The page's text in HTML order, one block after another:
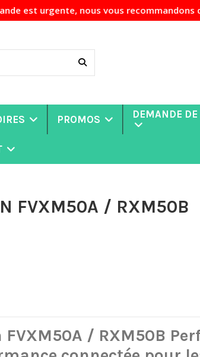
nous vous recommandons de nous
PROMOS DEMANDE DE
FVXM50A / RXM50B
/ RXM50B